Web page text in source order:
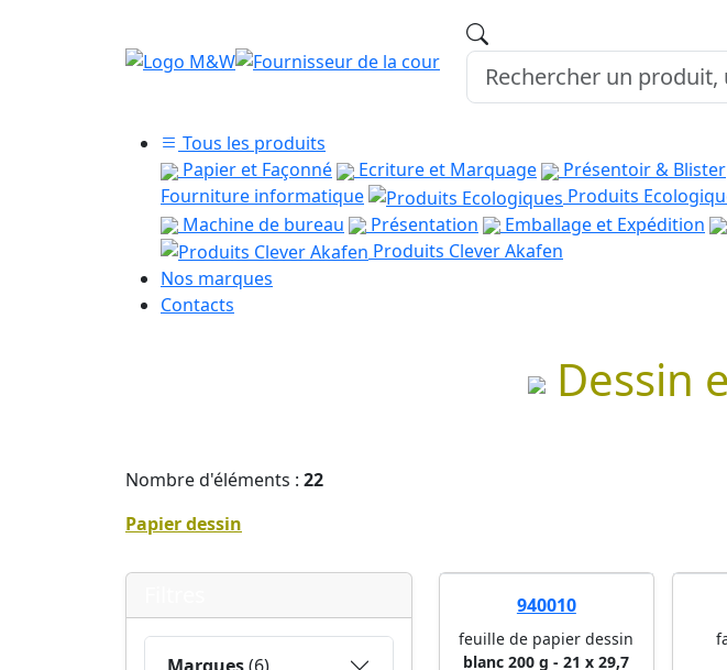
Tous les produits
Papier et Façonné
Ecriture et Marquage Présentoir & Blister
Fourniture informatique
Produits
Machine de bureau
Présentation Emballage et Expédition
Produits Clever Akafen
Nos marques
Contacts
Dessin
Nombre d'éléments : 22
Papier dessin
940010
feuille de papier dessin
blanc 200 g - 21 x 29,7